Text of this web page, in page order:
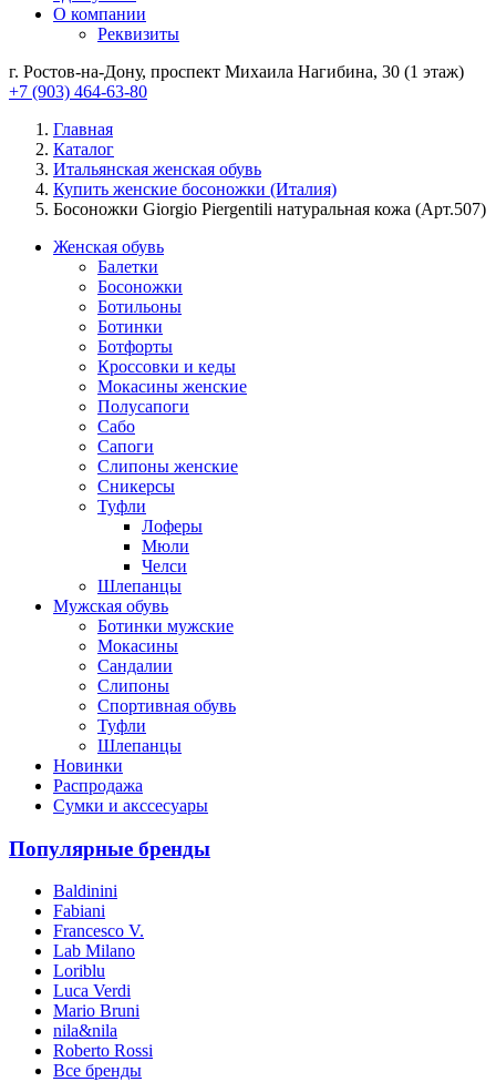
О компании
Реквизиты
г. Ростов-на-Дону, проспект Михаила Нагибина, 30 (1 этаж)
+7 (903) 464-63-80
Главная
Каталог
Итальянская женская обувь
Купить женские босоножки (Италия)
Босоножки Giorgio Piergentili натуральная кожа (Арт.507)
Женская обувь
Балетки
Босоножки
Ботильоны
Ботинки
Ботфорты
Кроссовки и кеды
Мокасины женские
Полусапоги
Сабо
Сапоги
Слипоны женские
Сникерсы
Туфли
Лоферы
Мюли
Челси
Шлепанцы
Мужская обувь
Ботинки мужские
Мокасины
Сандалии
Слипоны
Спортивная обувь
Туфли
Шлепанцы
Новинки
Распродажа
Сумки и акссесуары
Популярные бренды
Baldinini
Fabiani
Francesco V.
Lab Milano
Loriblu
Luca Verdi
Mario Bruni
nila&nila
Roberto Rossi
Все бренды